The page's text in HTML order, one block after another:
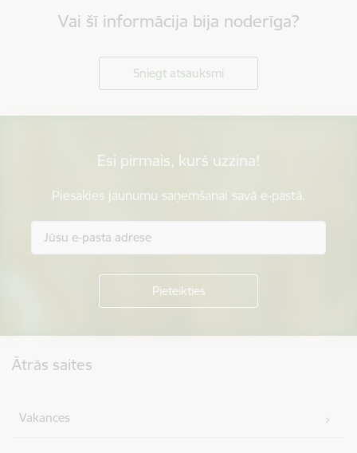
Vai šī informācija bija noderīga?
Sniegt atsauksmi
Esi pirmais, kurš uzzina!
Piesakies jaunumu saņemšanai savā e-pastā.
Ātrās saites
Vakances